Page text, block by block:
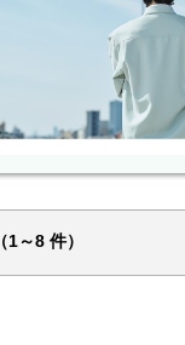
（1～8 件）